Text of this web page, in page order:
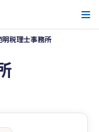
明税理士事務所